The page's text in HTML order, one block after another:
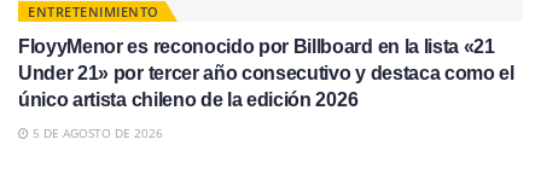
ENTRETENIMIENTO
FloyyMenor es reconocido por Billboard en la lista «21
Under 21» por tercer año consecutivo y destaca como el
único artista chileno de la edición 2026
5 DE AGOSTO DE 2026